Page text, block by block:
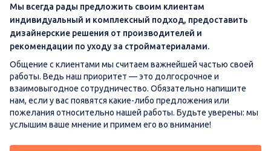
Мы всегда рады предложить своим клиентам
индивидуальный и комплексный подход, предоставить
дизайнерские решения от производителей и
рекомендации по уходу за стройматериалами.
Общение с клиентами мы считаем важнейшей частью своей
работы. Ведь наш приоритет — это долгосрочное и
взаимовыгодное сотрудничество. Обязательно напишите
нам, если у вас появятся какие-либо предложения или
пожелания относительно нашей работы. Будьте уверены: мы
услышим ваше мнение и примем его во внимание!